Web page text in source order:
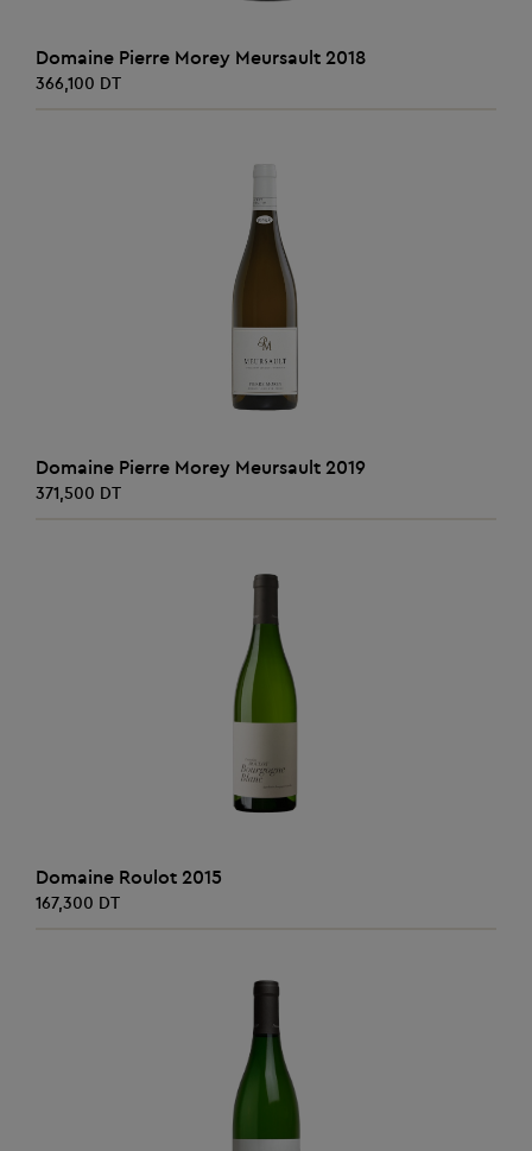
AJOUTER AU PANIER
Domaine Pierre Morey Meursault 2018
366,100 DT
AJOUTER AU PANIER
Domaine Pierre Morey Meursault 2019
371,500 DT
AJOUTER AU PANIER
Domaine Roulot 2015
167,300 DT